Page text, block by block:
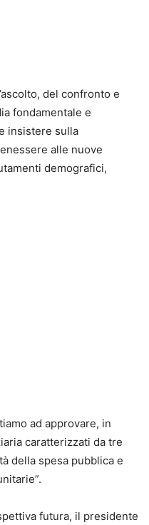
del confronto e
fondamentale e
insistere sulla
alle nuove
demografici,
ad approvare, in
caratterizzati da tre
della spesa pubblica e
futura, il presidente